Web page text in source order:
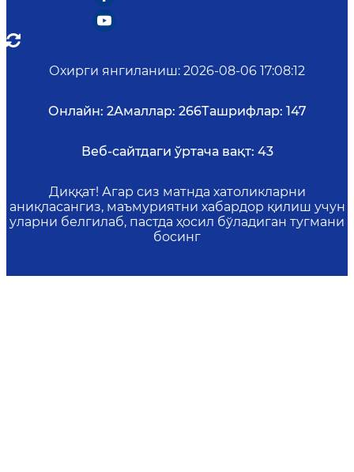
Охирги янгиланиш: 2026-08-06 17:08:12
Онлайн: 2Амаллар: 266Ташрифлар: 147
Веб-сайтдаги ўртача вақт: 43
Диққат! Агар сиз матнда хатоликларни
аниқласангиз, маъмуриятни хабардор қилиш учун
уларни белгилаб, пастда ҳосил бўладиган тугмани
босинг